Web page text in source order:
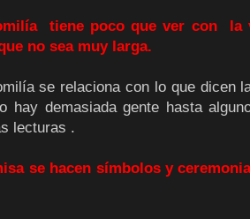
tiene poco que ver con la
no sea muy larga.
se relaciona con lo que dicen
hay demasiada gente hasta
lecturas .
se hacen símbolos y